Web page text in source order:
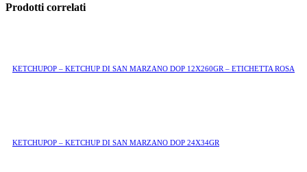
Prodotti correlati
KETCHUPOP – KETCHUP DI SAN MARZANO DOP 12X260GR – ETICHETTA ROSA
KETCHUPOP – KETCHUP DI SAN MARZANO DOP 24X34GR